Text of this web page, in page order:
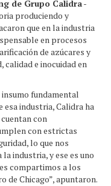
de Grupo Calidra-
produciendo y
que en la industria
en procesos
de azúcares y
calidad e inocuidad en
fundamental
esa industria, Calidra ha
con
con estrictas
lo que nos
industria, y ese es uno
compartimos a los
de Chicago”, apuntaron.